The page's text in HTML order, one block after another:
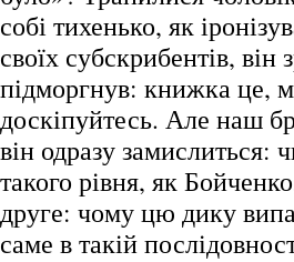
собі тихенько, як
своїх субскрибентів,
підморгнув: книжка це,
доскіпуйтесь. Але наш
він одразу замислиться:
такого рівня, як
друге: чому цю дику
саме в такій